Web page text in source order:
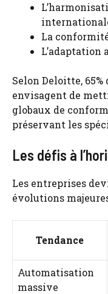
La
L’adaptation
Selon Deloitte,
envisagent de
globaux de
préservant les
Les défis à
Les entreprises
évolutions
Tendance
Automatisation
massive